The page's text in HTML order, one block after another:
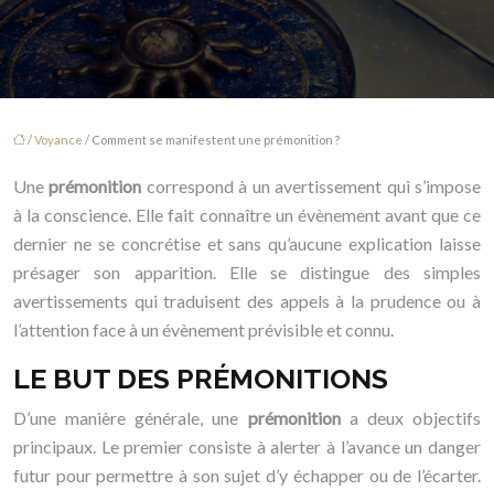
/Voyance / Comment se manifestent une prémonition ?
Uneprémonition correspond à un avertissement qui s’impose
à la conscience. Elle fait connaître un évènement avant que ce
dernier ne se concrétise et sans qu’aucune explication laisse
présager son apparition. Elle se distingue des simples
avertissements qui traduisent des appels à la prudence ou à
l’attention face à un évènement prévisible et connu.
LE BUT DES PRÉMONITIONS
D’une manière générale, une prémonitiona deux objectifs
principaux. Le premier consiste à alerter à l’avance un danger
futur pour permettre à son sujet d’y échapper ou de l’écarter.